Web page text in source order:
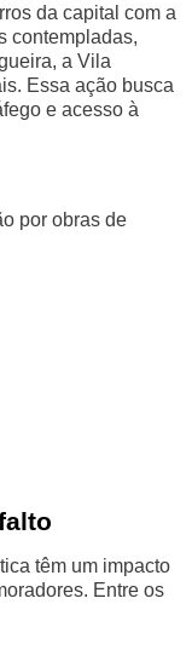
da capital com a
contempladas,
a Vila
Essa ação busca
e acesso à
por obras de
têm um impacto
Entre os